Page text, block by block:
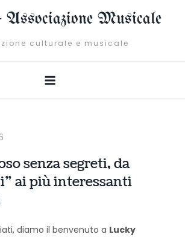
Associazione Musicale
culturale e musicale
senza segreti, da
ai più interessanti
diamo il benvenuto a Lucky